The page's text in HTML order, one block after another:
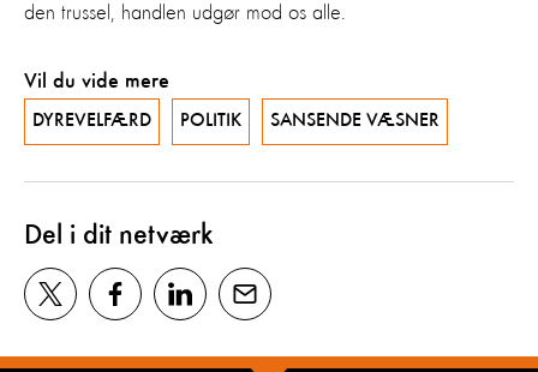
den trussel, handlen udgør mod os alle.
Vil du vide mere
DYREVELFÆRD POLITIK SANSENDE VÆSNER
Del i dit netværk